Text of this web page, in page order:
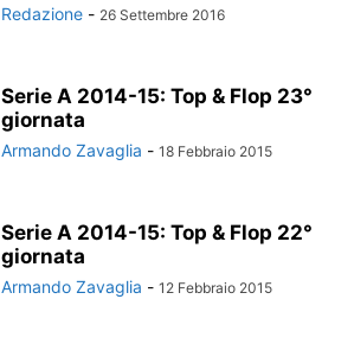
Redazione - 26 Settembre 2016
Serie A 2014-15: Top & Flop 23°
giornata
Armando Zavaglia - 18 Febbraio 2015
Serie A 2014-15: Top & Flop 22°
giornata
Armando Zavaglia - 12 Febbraio 2015